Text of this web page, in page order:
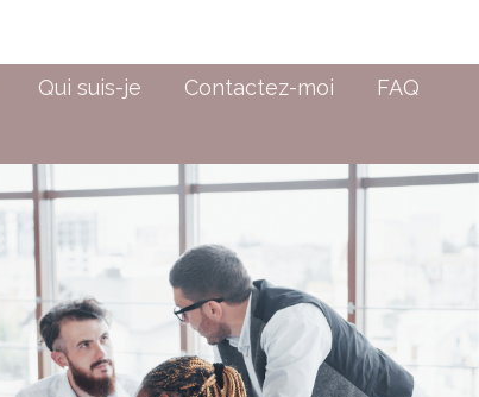
Qui suis-je Contactez-moi FAQ